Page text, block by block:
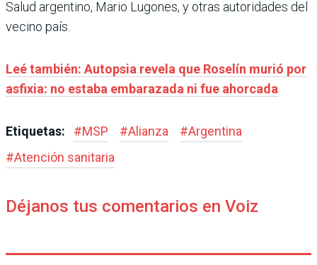
Salud argentino, Mario Lugones, y otras autoridades del
vecino país.
Leé también: Autopsia revela que Roselín murió por
asfixia: no estaba embarazada ni fue ahorcada
Etiquetas: #MSP #Alianza #Argentina
#Atención sanitaria
Déjanos tus comentarios en Voiz